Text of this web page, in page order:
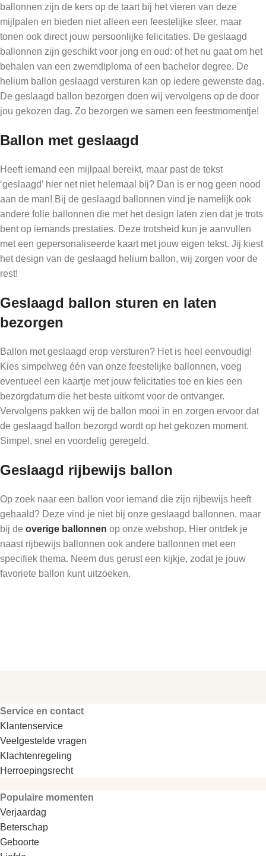
ballonnen zijn de kers op de taart bij het vieren van deze
mijlpalen en bieden niet alleen een feestelijke sfeer, maar
tonen ook direct jouw persoonlijke felicitaties. De geslaagd
ballonnen zijn geschikt voor jong en oud: of het nu gaat om het
behalen van een zwemdiploma of een bachelor degree. De
helium ballon geslaagd versturen kan op iedere gewenste dag.
De geslaagd ballon bezorgen doen wij vervolgens op de door
jou gekozen dag. Zo bezorgen we samen een feestmomentje!
Ballon met geslaagd
Heeft iemand een mijlpaal bereikt, maar past de tekst
‘geslaagd’ hier net niet helemaal bij? Dan is er nog geen nood
aan de man! Bij de geslaagd ballonnen vind je namelijk ook
andere folie ballonnen die met het design laten zien dat je trots
bent op iemands prestaties. Deze trotsheid kun je aanvullen
met een gepersonaliseerde kaart met jouw eigen tekst. Jij kiest
het design van de geslaagd helium ballon, wij zorgen voor de
rest!
Geslaagd ballon sturen en laten
bezorgen
Ballon met geslaagd erop versturen? Het is heel eenvoudig!
Kies simpelweg één van onze feestelijke ballonnen, voeg
eventueel een kaartje met jouw felicitaties toe en kies een
bezorgdatum die het beste uitkomt voor de ontvanger.
Vervolgens pakken wij de ballon mooi in en zorgen ervoor dat
de geslaagd ballon bezorgd wordt op het gekozen moment.
Simpel, snel en voordelig geregeld.
Geslaagd rijbewijs ballon
Op zoek naar een ballon voor iemand die zijn rijbewijs heeft
gehaald? Deze vind je niet bij onze geslaagd ballonnen, maar
bij de overige ballonnen op onze webshop. Hier ontdek je
naast rijbewijs ballonnen ook andere ballonnen met een
specifiek thema. Neem dus gerust een kijkje, zodat je jouw
favoriete ballon kunt uitzoeken.
Service en contact
Klantenservice
Veelgestelde vragen
Klachtenregeling
Herroepingsrecht
Populaire momenten
Verjaardag
Beterschap
Geboorte